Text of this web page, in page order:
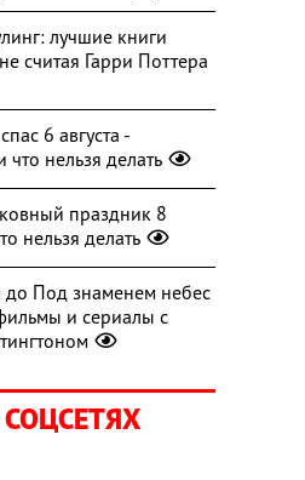
лучшие книги
считая Гарри Поттера
6 августа -
что нельзя делать
праздник 8
нельзя делать
до Под знаменем небес
и сериалы с